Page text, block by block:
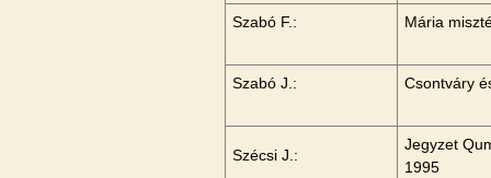
Szabó F.: Mária
Szabó J.: Csontváry
Szécsi J.:
Jegyzet
1995